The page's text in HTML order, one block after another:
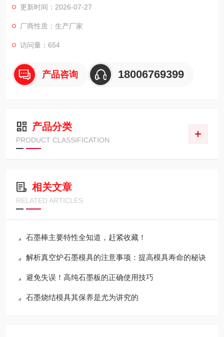
更新时间：2026-07-27
厂商性质：生产厂家
访问量：654
产品咨询 18006769399
产品分类
PRODUCT CLASSIFICATION
相关文章
RELATED ARTICLES
石墨棒主要特性全知道，赶紧收藏！
解析真空炉石墨模具的注意事项：提高模具寿命的秘诀
避免失误！高纯石墨板的正确使用技巧
石墨烧结模具其保养是尤为讲究的